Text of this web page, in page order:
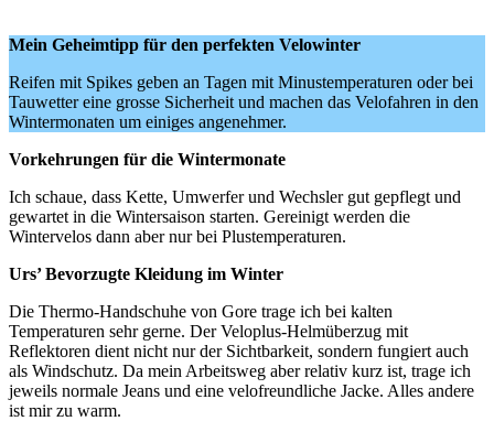
Mein Geheimtipp für den perfekten Velowinter
Reifen mit Spikes geben an Tagen mit Minustemperaturen oder bei
Tauwetter eine grosse Sicherheit und machen das Velo­fahren in den
Wintermonaten um einiges angenehmer.
Vorkehrungen für die Wintermonate
Ich schaue, dass Kette, Umwerfer und Wechsler gut gepflegt und
gewartet in die Wintersaison starten. Gereinigt werden die
Wintervelos dann aber nur bei Plustemperaturen.
Urs’ Bevorzugte Kleidung im Winter
Die Thermo-Handschuhe von Gore trage ich bei kalten
Temperaturen sehr gerne. Der Veloplus-Helmüberzug mit
Reflektoren dient nicht nur der Sichtbarkeit, sondern fungiert auch
als Windschutz. Da mein Arbeitsweg aber relativ kurz ist, trage ich
jeweils normale Jeans und eine velofreundliche Jacke. Alles andere
ist mir zu warm.